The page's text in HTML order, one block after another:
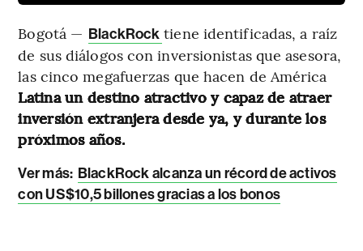
Bogotá — BlackRock tiene identificadas, a raíz
de sus diálogos con inversionistas que asesora,
las cinco megafuerzas que hacen de América
Latina un destino atractivo y capaz de atraer
inversión extranjera desde ya, y durante los
próximos años.
Ver más: BlackRock alcanza un récord de activos
con US$10,5 billones gracias a los bonos